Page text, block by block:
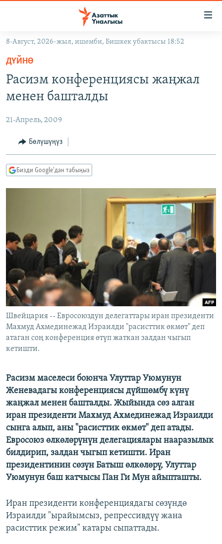
Навигацияга
өтүңүз
Издөөгө
салыңыз
ЖАҢЫЛЫКТАР
КЫРГЫЗСТАН
ЭКОНОМИКА
МАДАНИЯТ
БОРБОР АЗИЯ
АТАЙЫН ИЛИКТӨӨ
ТВ ПРОГРАММАЛАР
ЭКСПЕРТТЕР ТАЛДАЙТ
ЭЖЕ-СИҢДИЛЕР
АЗАТТЫК+
ЫҢГАЙСЫЗ СУРООЛОР
ӨЗГӨЧӨ ПИКИР
ОНЛАЙН ШЕРИНЕ
ЭЕ/АРнун бардык сайттары
8-Август, 2026-жыл, ишемби, Бишкек убактысы 18:52
ДҮЙНӨ
Расизм конференциясы жаңжал
менен башталды
21-Апрель, 2009
Бөлүшүңүз
Бизди Google'дан табыңыз
Швейцария -- Евросоюздун делегаттары иран президенти
Махмуд Ахмединежад Израилди "расисттик өкмөт" деп
атаган соң конференция өтүп жаткан залдан чыгып
кетишти.
Расизм маселеси боюнча Улуттар Уюмунун
Женевадагы конференциясы дүйшөмбү күнү
жаңжал менен башталды. Жыйында сөз алган
иран президенти Махмуд Ахмединежад Израилди
сынга алып, аны "расисттик өкмөт" деп атады.
Евросоюз өлкөлөрүнүн делегациялары нааразылык
билдирип, залдан чыгып кетишти. Иран
президентинин сөзүн Батыш өлкөлөрү, Улуттар
Уюмунун баш катчысы Пан Ги Мун айыпташты.
Иран президенти конференциядагы сөзүндө
Израилди "ырайымсыз, репрессивдүү жана
расисттик режим" катары сыпаттады.